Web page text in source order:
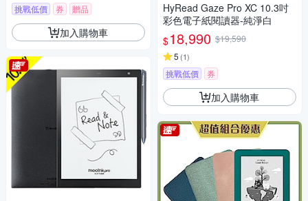
挑戰低價 券 贈品
加入購物車
HyRead Gaze Pro XC 10.3吋
彩色電子紙閱讀器-純淨白
$18,990 $19,590
5 (1)
挑戰低價 券
加入購物車